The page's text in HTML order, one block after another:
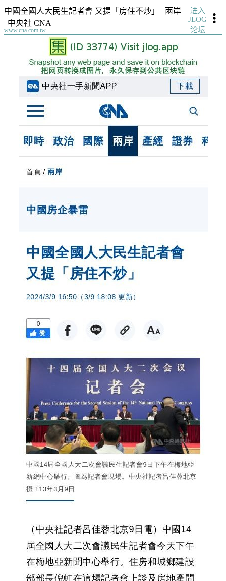
中國全國人大民生記者會 又提「房住不炒」 | 兩岸
| 中央社 CNA
www.cna.com.tw
进入
JLOG
论坛